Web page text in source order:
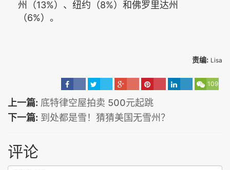
州（13%）、纽约（8%）和佛罗里达州
（6%）。
责编: Lisa
109
上一篇: 底特律空屋拍卖 500元起跳
下一篇: 到处都是雪！猜猜美国无雪州？
评论